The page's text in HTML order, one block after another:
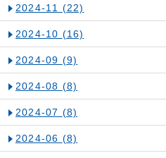
2024-11 (22)
2024-10 (16)
2024-09 (9)
2024-08 (8)
2024-07 (8)
2024-06 (8)